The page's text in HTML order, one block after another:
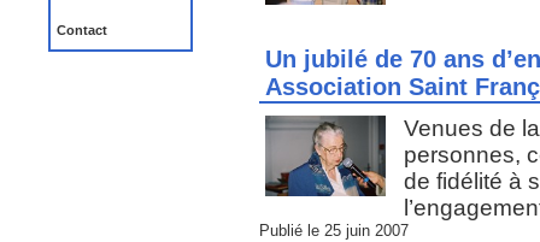
Contact
Un jubilé de 70 ans
Association Saint
Venues de
personnes,
de fidélité à
Publié le 25 juin 2007